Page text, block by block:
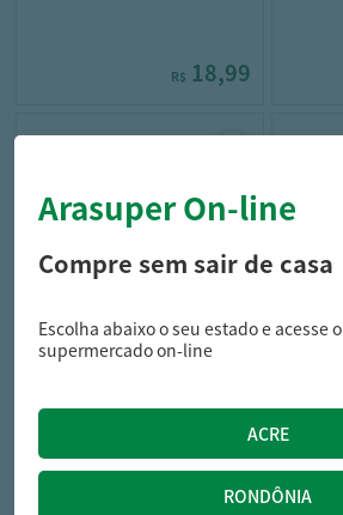
R$ 18,99
huggies
Condicionador Huggies Kids
23,25
Arasuper On-line
Compre sem sair de casa
Escolha abaixo o seu estado e acesse o
supermercado on-line